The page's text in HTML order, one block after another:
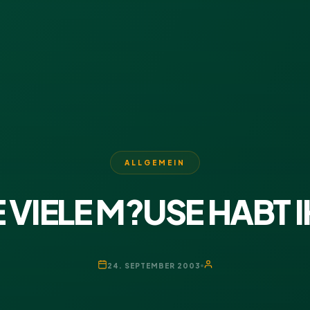
ALLGEMEIN
VIELE M?USE HABT
24. SEPTEMBER 2003